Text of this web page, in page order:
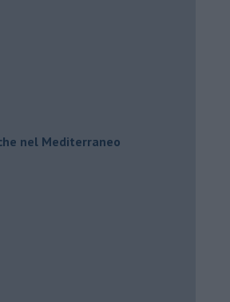
nel Mediterraneo